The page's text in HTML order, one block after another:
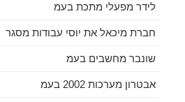
לידר מפעלי מתכת בעמ
חברת מיכאל את יוסי עבודות מסגר
שונבר מחשבים בעמ
אבטרון מערכות 2002 בעמ